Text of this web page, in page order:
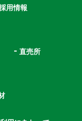
用情報
直売所